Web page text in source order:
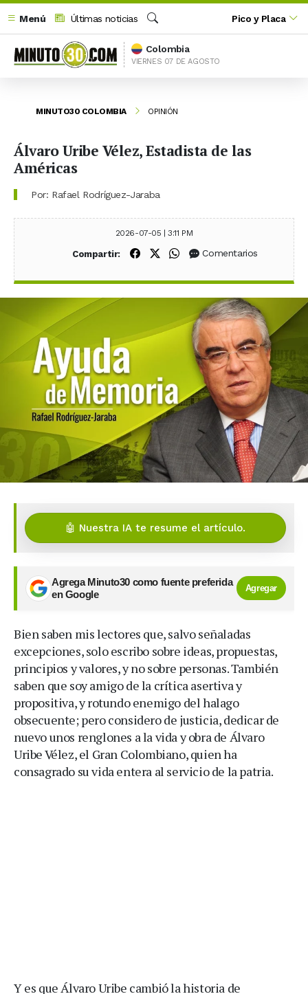
Menú
Últimas noticias
Buscar
Pico y Placa
Colombia
VIERNES 07 DE AGOSTO
MINUTO30 COLOMBIA OPINIÓN
Álvaro Uribe Vélez, Estadista de las
Américas
Por: Rafael Rodríguez-Jaraba
2026-07-05 | 3:11 PM
Compartir: Compartir en Facebook
Compartir en X (Twitter)
Compartir en WhatsApp
Comentarios
🤖 Nuestra IA te resume el artículo.
Agrega Minuto30 como fuente preferida
en Google
Agregar
Bien saben mis lectores que, salvo señaladas
excepciones, solo escribo sobre ideas, propuestas,
principios y valores, y no sobre personas. También
saben que soy amigo de la crítica asertiva y
propositiva, y rotundo enemigo del halago
obsecuente; pero considero de justicia, dedicar de
nuevo unos renglones a la vida y obra de Álvaro
Uribe Vélez, el Gran Colombiano, quien ha
consagrado su vida entera al servicio de la patria.
Y es que Álvaro Uribe cambió la historia de